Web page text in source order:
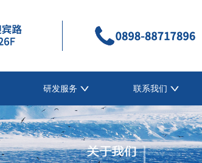
研发服务 联系我们